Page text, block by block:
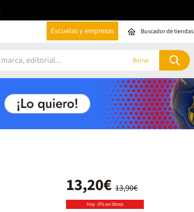
Escuelas y empresas Buscador de tiendas
Borrar
13,90€
13,20€
Hoy -5% en libros